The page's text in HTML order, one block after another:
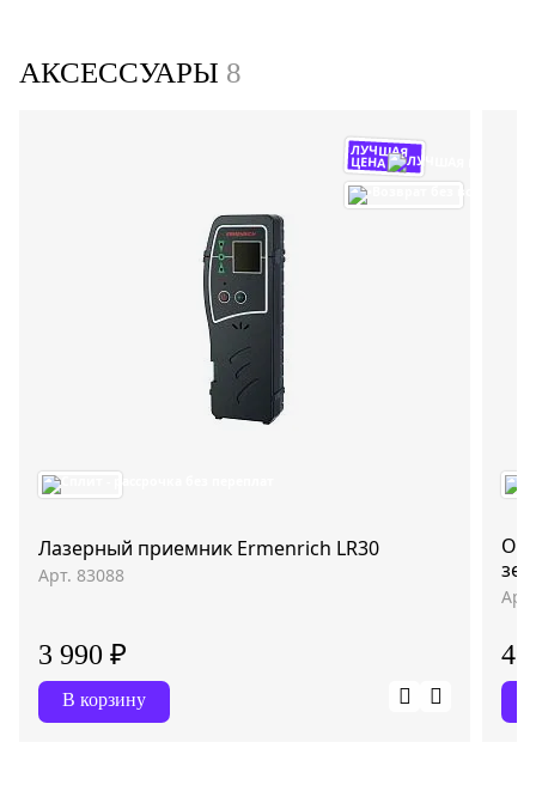
АКСЕССУАРЫ 8
ЛУЧШАЯ
ЦЕНА
Лазерный приемник Ermenrich LR30
Арт. 83088
3 990 ₽
В корзину